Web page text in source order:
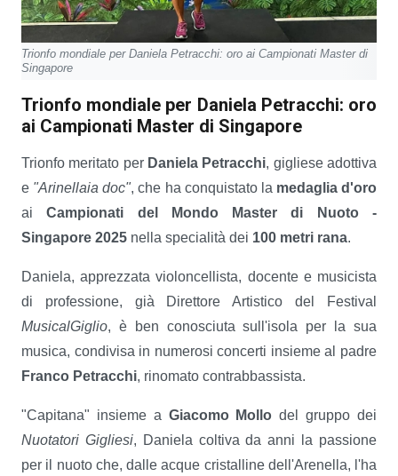
Trionfo mondiale per Daniela Petracchi: oro ai Campionati Master di
Singapore
Trionfo mondiale per Daniela Petracchi: oro
ai Campionati Master di Singapore
Trionfo meritato per Daniela Petracchi, gigliese adottiva
e "Arinellaia doc", che ha conquistato la medaglia d'oro
aiCampionati del Mondo Master di Nuoto -
Singapore 2025 nella specialità dei 100 metri rana.
Daniela, apprezzata violoncellista, docente e musicista
di professione, già Direttore Artistico del Festival
MusicalGiglio, è ben conosciuta sull'isola per la sua
musica, condivisa in numerosi concerti insieme al padre
Franco Petracchi, rinomato contrabbassista.
"Capitana" insieme a Giacomo Mollo del gruppo dei
Nuotatori Gigliesi, Daniela coltiva da anni la passione
per il nuoto che, dalle acque cristalline dell'Arenella, l'ha